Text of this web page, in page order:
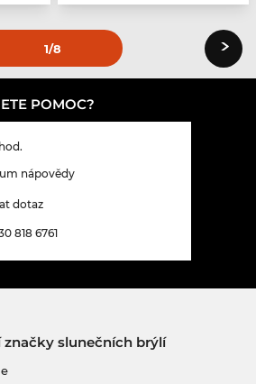
1/8 ›
POMOC?
nápovědy
dotaz
818 6761
značky slunečních brýlí